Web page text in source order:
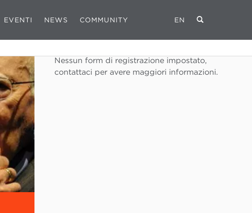
EVENTI NEWS COMMUNITY EN
Nessun form di registrazione impostato,
contattaci per avere maggiori informazioni.